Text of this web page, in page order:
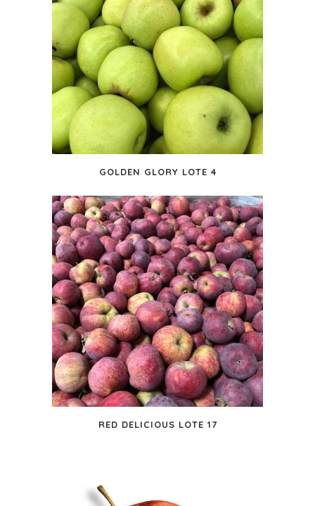
GOLDEN GLORY LOTE 4
RED DELICIOUS LOTE 17